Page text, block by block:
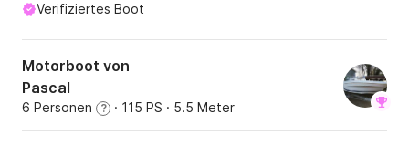
Verifiziertes Boot
Motorboot von
Pascal
6 Personen ? · 115 PS · 5.5 Meter